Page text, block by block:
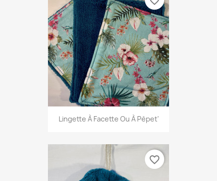
Lingette À Facette Ou À Pèpet'
favorite_border